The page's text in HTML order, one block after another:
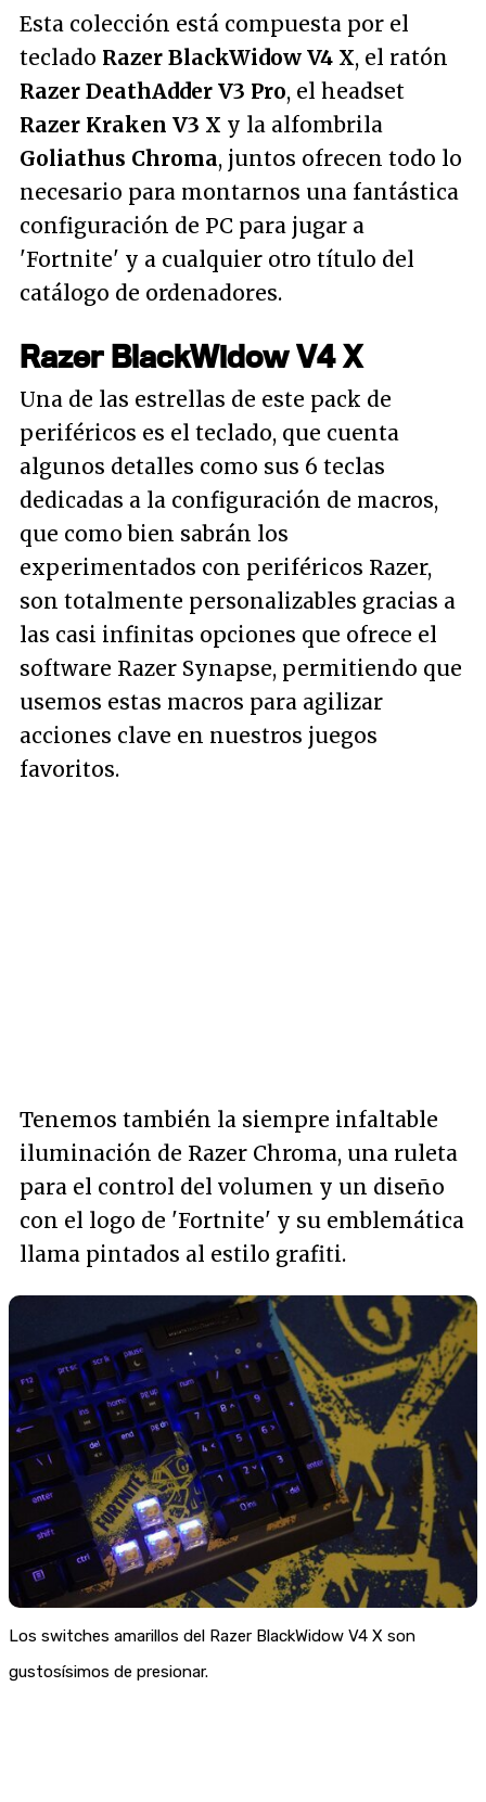
Esta colección está compuesta por el
teclado Razer BlackWidow V4 X, el ratón
Razer DeathAdder V3 Pro, el headset
Razer Kraken V3 X y la alfombrila
Goliathus Chroma, juntos ofrecen todo lo
necesario para montarnos una fantástica
configuración de PC para jugar a
'Fortnite' y a cualquier otro título del
catálogo de ordenadores.
Razer BlackWidow V4 X
Una de las estrellas de este pack de
periféricos es el teclado, que cuenta
algunos detalles como sus 6 teclas
dedicadas a la configuración de macros,
que como bien sabrán los
experimentados con periféricos Razer,
son totalmente personalizables gracias a
las casi infinitas opciones que ofrece el
software Razer Synapse, permitiendo que
usemos estas macros para agilizar
acciones clave en nuestros juegos
favoritos.
Tenemos también la siempre infaltable
iluminación de Razer Chroma, una ruleta
para el control del volumen y un diseño
con el logo de 'Fortnite' y su emblemática
llama pintados al estilo grafiti.
Los switches amarillos del Razer BlackWidow V4 X son
gustosísimos de presionar.